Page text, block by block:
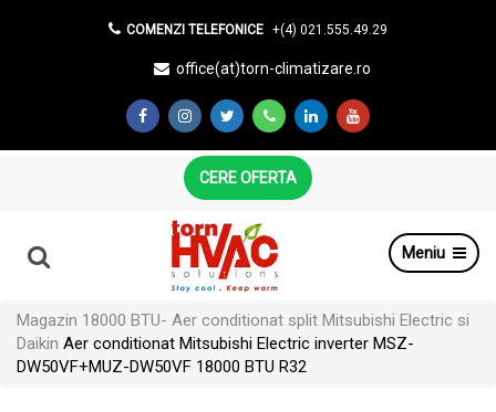
COMENZI TELEFONICE +(4) 021.555.49.29
office(at)torn-climatizare.ro
Meniu
CERE OFERTA
Magazin 18000 BTU- Aer conditionat split Mitsubishi Electric si
Daikin Aer conditionat Mitsubishi Electric inverter MSZ-
DW50VF+MUZ-DW50VF 18000 BTU R32